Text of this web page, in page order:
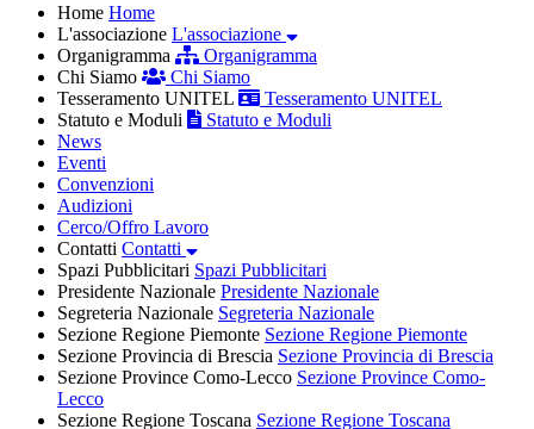
Home Home
L'associazione L'associazione
Organigramma
Organigramma
Chi Siamo
Chi Siamo
Tesseramento UNITEL
Tesseramento UNITEL
Statuto e Moduli
Statuto e Moduli
News
Eventi
Convenzioni
Audizioni
Cerco/Offro Lavoro
Contatti Contatti
Spazi Pubblicitari Spazi Pubblicitari
Presidente Nazionale Presidente Nazionale
Segreteria Nazionale Segreteria Nazionale
Sezione Regione Piemonte Sezione Regione Piemonte
Sezione Provincia di Brescia Sezione Provincia di Brescia
Sezione Province Como-Lecco Sezione Province Como-
Lecco
Sezione Regione Toscana Sezione Regione Toscana